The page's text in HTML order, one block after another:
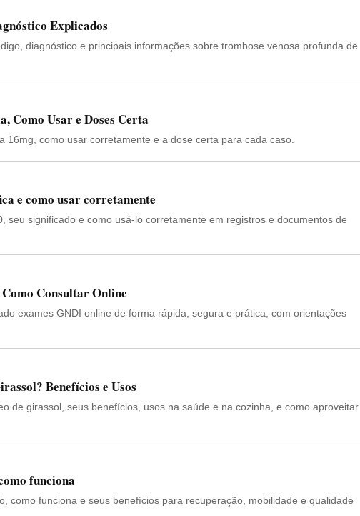
Explicados
diagnóstico e principais informações sobre trombose venosa profunda de
Como Usar e Doses Certa
16mg, como usar corretamente e a dose certa para cada caso.
e como usar corretamente
seu significado e como usá-lo corretamente em registros e documentos de
Consultar Online
exames GNDI online de forma rápida, segura e prática, com orientações
Benefícios e Usos
de girassol, seus benefícios, usos na saúde e na cozinha, e como aproveitar
funciona
como funciona e seus benefícios para recuperação, mobilidade e qualidade